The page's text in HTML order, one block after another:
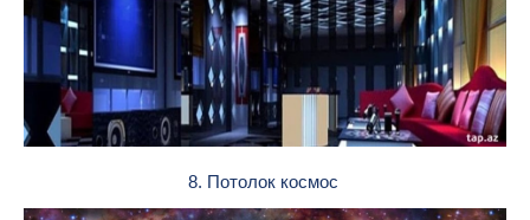
8. Потолок космос